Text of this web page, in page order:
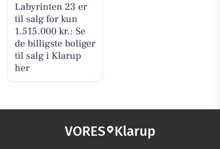
Labyrinten 23 er
til salg for kun
1.515.000 kr.: Se
de billigste boliger
til salg i Klarup
her
VORES Klarup